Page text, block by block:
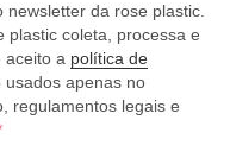
newsletter da rose plastic.
plastic coleta, processa e
aceito a política de
usados apenas no
regulamentos legais e